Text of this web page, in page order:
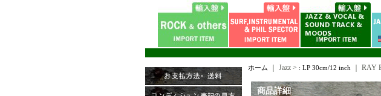
ホーム ｜ Jazz > : LP 30cm/12 inch｜ RAY
商品詳細